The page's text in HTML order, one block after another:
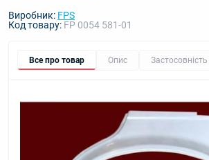
Виробник: FPS
Код товару: FP 0054 581-01
Все про товар Опис Застосовність